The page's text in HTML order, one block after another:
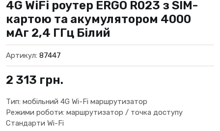
4G WiFi роутер ERGO R023 з SIM-
картою та акумулятором 4000
мАг 2,4 ГГц Білий
Артикул: 87447
2 313 грн.
Тип: мобільний 4G Wi-Fi маршрутизатор
Режими роботи: маршрутизатор / точка доступу
Стандарти Wi-Fi